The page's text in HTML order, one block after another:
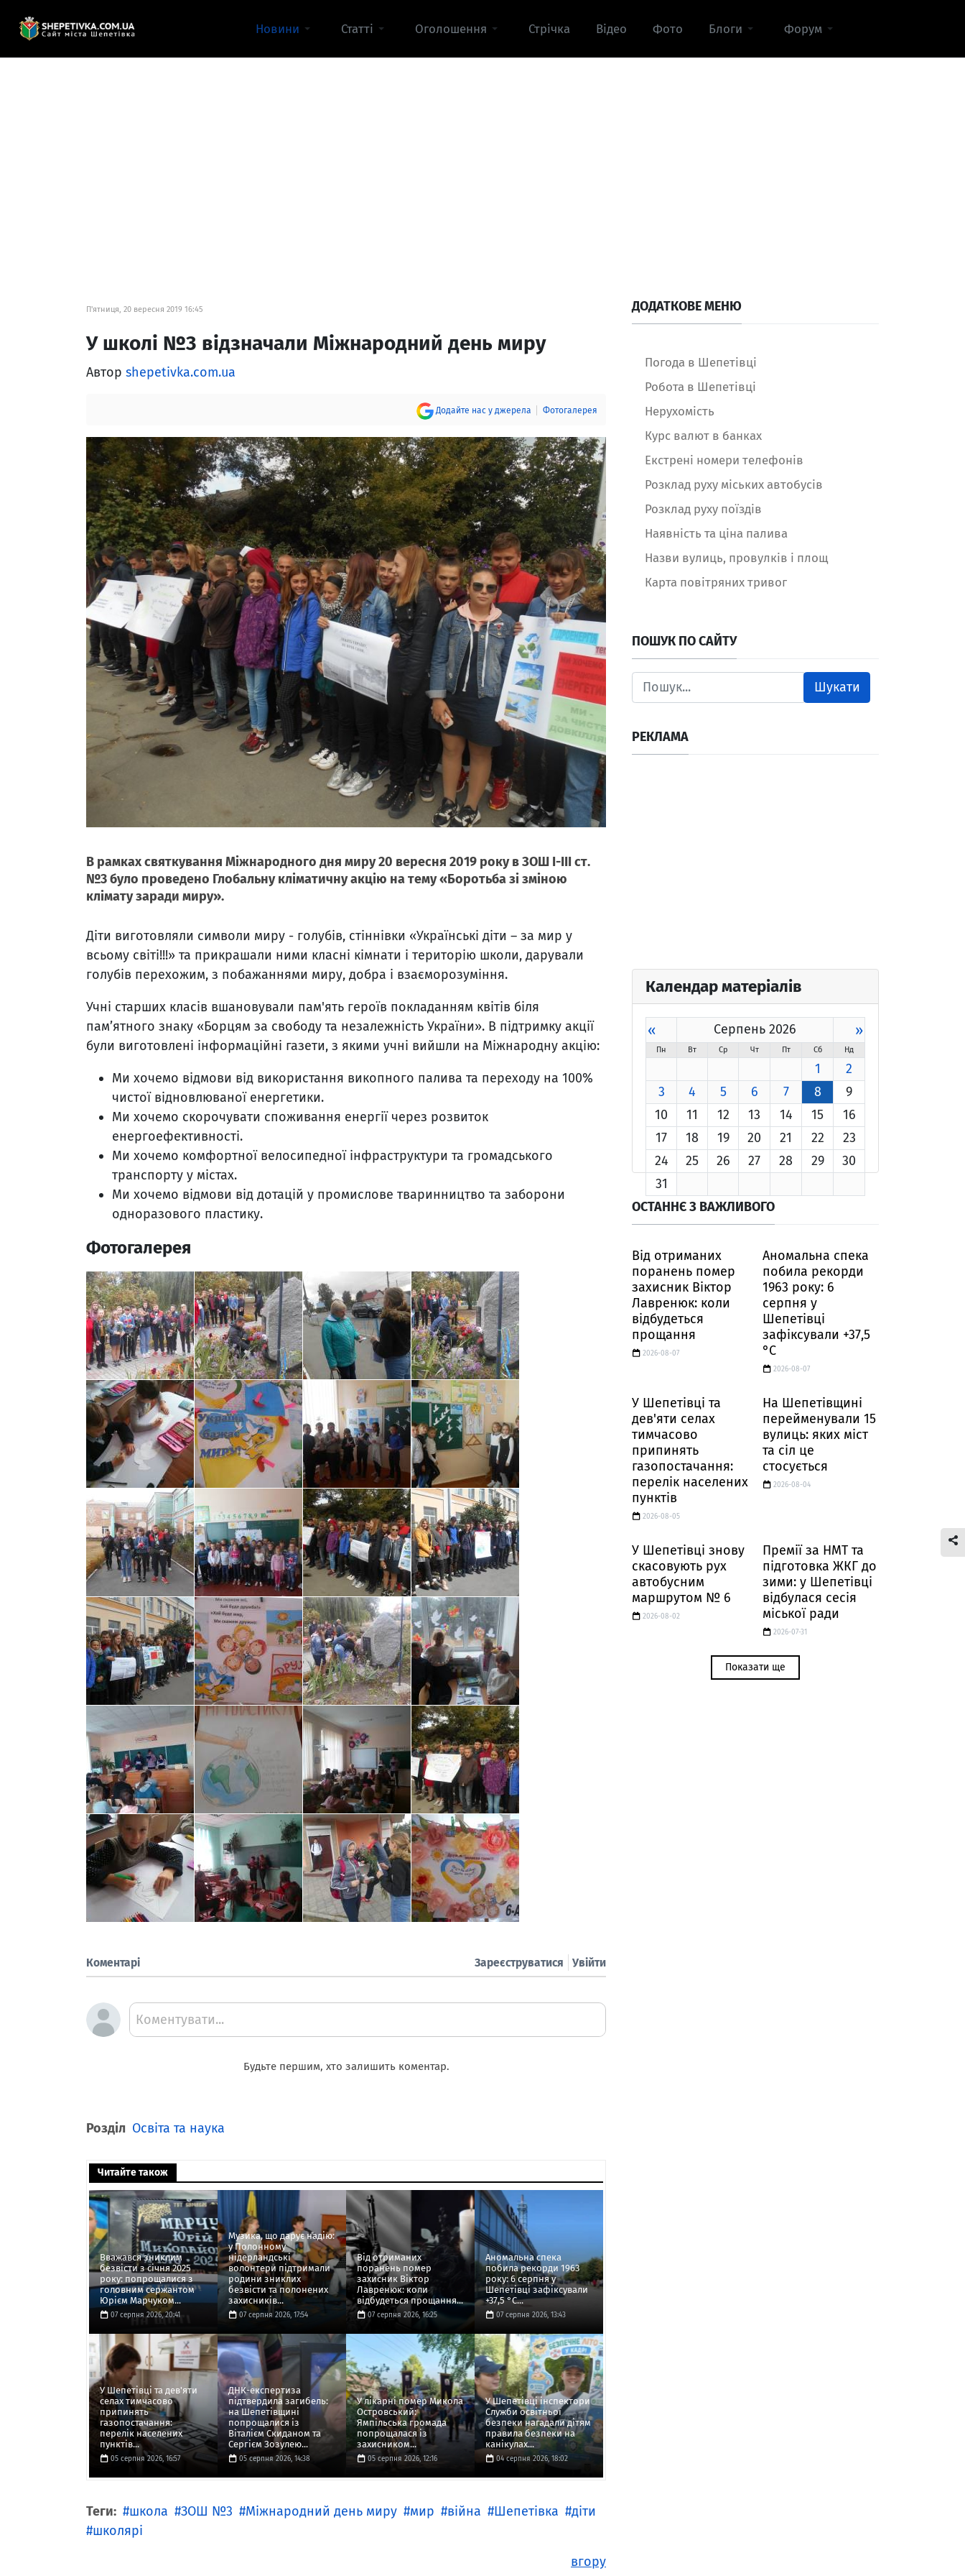
Новини Статті Оголошення Стрічка Відео Фото Блоги Форум
П'ятниця, 20 вересня 2019 16:45
У школі №3 відзначали Міжнародний день миру
Автор shepetivka.com.ua
Додайте нас у джерела Фотогалерея
В рамках святкування Міжнародного дня миру 20 вересня 2019 року в ЗОШ І-ІІІ ст.
№3 було проведено Глобальну кліматичну акцію на тему «Боротьба зі зміною
клімату заради миру».
Діти виготовляли символи миру - голубів, стіннівки «Українські діти – за мир у
всьому світі!!!» та прикрашали ними класні кімнати і територію школи, дарували
голубів перехожим, з побажаннями миру, добра і взаєморозуміння.
Учні старших класів вшановували пам'ять героїв покладанням квітів біля
пам’ятного знаку «Борцям за свободу та незалежність України». В підтримку акції
були виготовлені інформаційні газети, з якими учні вийшли на Міжнародну акцію:
Ми хочемо відмови від використання викопного палива та переходу на 100%
чистої відновлюваної енергетики.
Ми хочемо скорочувати споживання енергії через розвиток
енергоефективності.
Ми хочемо комфортної велосипедної інфраструктури та громадського
транспорту у містах.
Ми хочемо відмови від дотацій у промислове тваринництво та заборони
одноразового пластику.
Фотогалерея
Коментарі Увійти
Зареєструватися
Коментувати...
Будьте першим, хто залишить коментар.
Розділ Освіта та наука
Читайте також
Вважався зниклим
безвісти з січня 2025
року: попрощалися з
головним сержантом
Юрієм Марчуком...
07 серпня 2026, 20:41
Музика, що дарує надію:
у Полонному
нідерландські
волонтери підтримали
родини зниклих
безвісти та полонених
захисників...
07 серпня 2026, 17:54
Від отриманих
поранень помер
захисник Віктор
Лавренюк: коли
відбудеться прощання...
07 серпня 2026, 16:25
Аномальна спека
побила рекорди 1963
року: 6 серпня у
Шепетівці зафіксували
+37,5 °C...
07 серпня 2026, 13:43
У Шепетівці та дев'яти
селах тимчасово
припинять
газопостачання:
перелік населених
пунктів...
05 серпня 2026, 16:57
ДНК-експертиза
підтвердила загибель:
на Шепетівщині
попрощалися із
Віталієм Скиданом та
Сергієм Зозулею...
05 серпня 2026, 14:38
У лікарні помер Микола
Островський:
Ямпільська громада
попрощалася із
захисником...
05 серпня 2026, 12:16
У Шепетівці інспектори
Служби освітньої
безпеки нагадали дітям
правила безпеки на
канікулах...
04 серпня 2026, 18:02
Теги: школа ЗОШ №3 Міжнародний день миру мир війна Шепетівка
діти
школярі
вгору
ДОДАТКОВЕ МЕНЮ
Погода в Шепетівці
Робота в Шепетівці
Нерухомість
Курс валют в банках
Екстрені номери телефонів
Розклад руху міських автобусів
Розклад руху поїздів
Наявність та ціна палива
Назви вулиць, провулків і площ
Карта повітряних тривог
ПОШУК ПО САЙТУ
Шукати
РЕКЛАМА
Календар матеріалів
« Серпень 2026 »
Пн Вт Ср Чт Пт Сб Нд
1
2
3
4 5 6 7 8
9
10
11 12 13 14 15
16
17
18 19 20 21 22
23
24
25 26 27 28 29
30
31
ОСТАННЄ З ВАЖЛИВОГО
Від отриманих
поранень помер
захисник Віктор
Лавренюк: коли
відбудеться
прощання
2026-08-07
Аномальна спека
побила рекорди
1963 року: 6
серпня у
Шепетівці
зафіксували +37,5
°C
2026-08-07
У Шепетівці та
дев'яти селах
тимчасово
припинять
газопостачання:
перелік населених
пунктів
2026-08-05
На Шепетівщині
перейменували 15
вулиць: яких міст
та сіл це
стосується
2026-08-04
У Шепетівці знову
скасовують рух
автобусним
маршрутом № 6
2026-08-02
Премії за НМТ та
підготовка ЖКГ до
зими: у Шепетівці
відбулася сесія
міської ради
2026-07-31
Показати ще